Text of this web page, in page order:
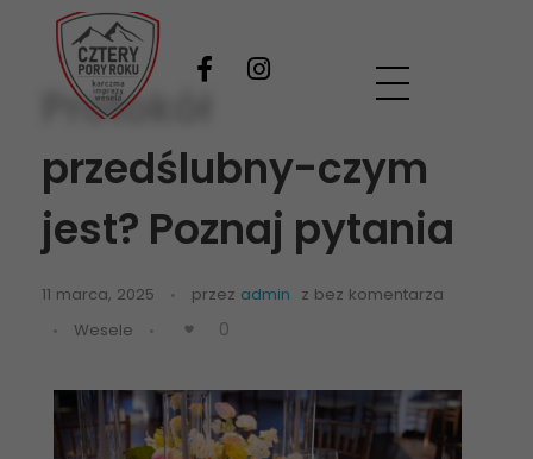
Protokół
przedślubny-czym
jest? Poznaj pytania
11 marca, 2025 przez admin z bez komentarza
Wesele
0